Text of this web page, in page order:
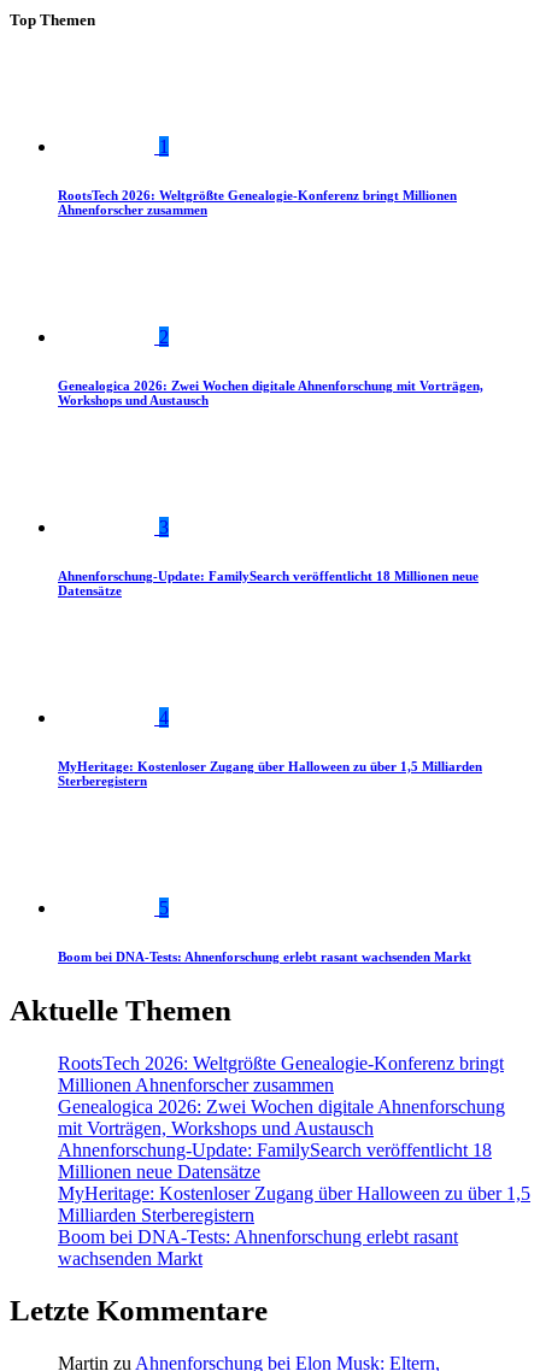
Top Themen
1
RootsTech 2026: Weltgrößte Genealogie-Konferenz bringt Millionen
Ahnenforscher zusammen
2
Genealogica 2026: Zwei Wochen digitale Ahnenforschung mit Vorträgen,
Workshops und Austausch
3
Ahnenforschung-Update: FamilySearch veröffentlicht 18 Millionen neue
Datensätze
4
MyHeritage: Kostenloser Zugang über Halloween zu über 1,5 Milliarden
Sterberegistern
5
Boom bei DNA-Tests: Ahnenforschung erlebt rasant wachsenden Markt
Aktuelle Themen
RootsTech 2026: Weltgrößte Genealogie-Konferenz bringt
Millionen Ahnenforscher zusammen
Genealogica 2026: Zwei Wochen digitale Ahnenforschung
mit Vorträgen, Workshops und Austausch
Ahnenforschung-Update: FamilySearch veröffentlicht 18
Millionen neue Datensätze
MyHeritage: Kostenloser Zugang über Halloween zu über 1,5
Milliarden Sterberegistern
Boom bei DNA-Tests: Ahnenforschung erlebt rasant
wachsenden Markt
Letzte Kommentare
Martin zu Ahnenforschung bei Elon Musk: Eltern,